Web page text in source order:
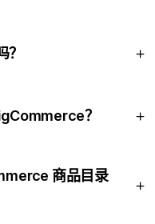
览 25+ 市场并点击导
最新支持的平台之一。
？
、Etsy、Taobao、
新的清单可在应用内查
商品目录